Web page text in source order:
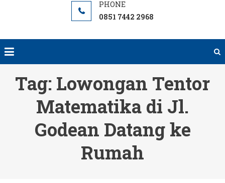
0851 7442 2968
Tag: Lowongan Tentor
Matematika di Jl.
Godean Datang ke
Rumah